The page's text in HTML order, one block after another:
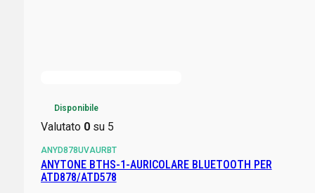
Disponibile
Valutato 0su 5
ANYD878UVAURBT
ANYTONE BTHS-1-AURICOLARE BLUETOOTH PER
ATD878/ATD578